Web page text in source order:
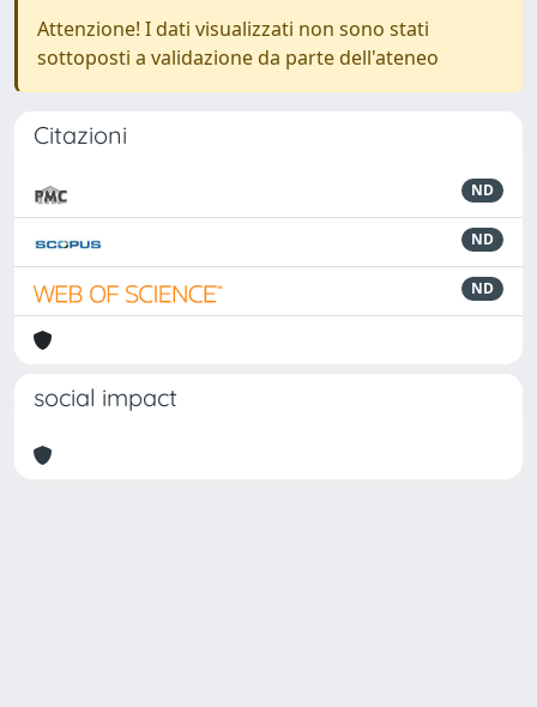
Attenzione! I dati visualizzati non sono stati
sottoposti a validazione da parte dell'ateneo
Citazioni
ND
ND
ND
social impact